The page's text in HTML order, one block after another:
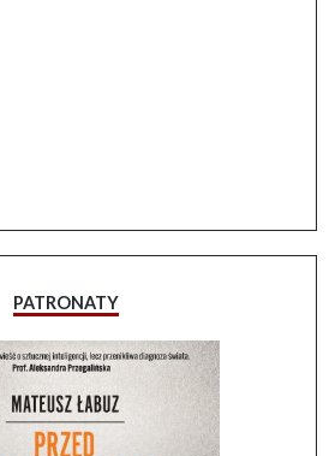
PATRONATY